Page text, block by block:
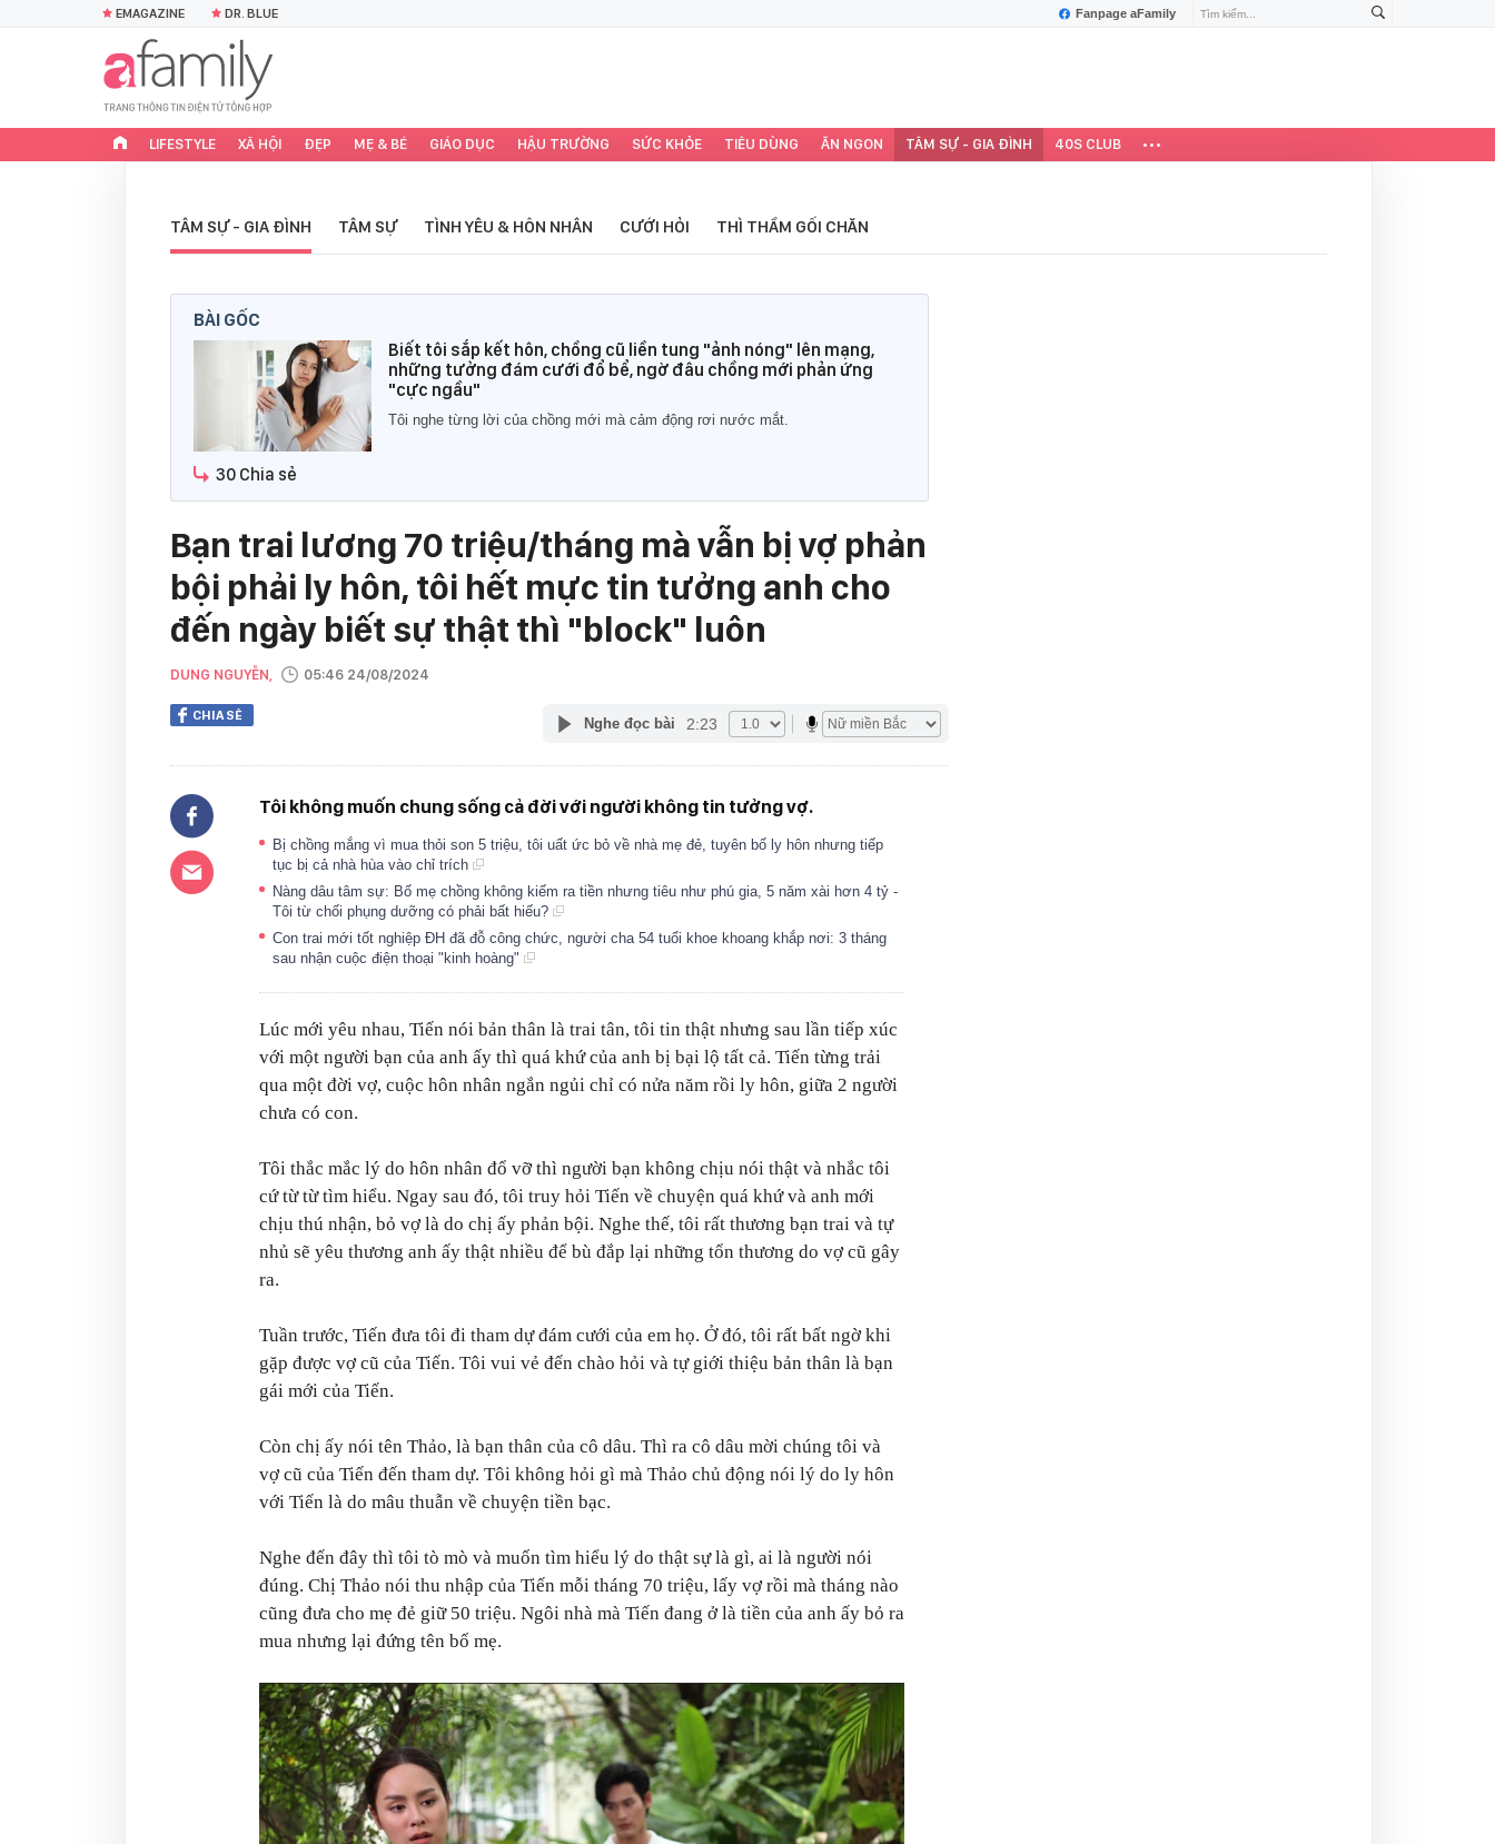
Fanpage aFamily
EMAGAZINE DR. BLUE
LIFESTYLE XÃ HỘI ĐẸP MẸ & BÉ GIÁO DỤC HẬU TRƯỜNG SỨC KHỎE TIÊU DÙNG ĂN NGON TÂM SỰ - GIA ĐÌNH 40S CLUB
TÂM SỰ - GIA ĐÌNH TÂM SỰ TÌNH YÊU & HÔN NHÂN CƯỚI HỎI THÌ THẦM GỐI CHĂN
BÀI GỐC
Biết tôi sắp kết hôn, chồng cũ liền tung "ảnh nóng" lên mạng,
những tưởng đám cưới đổ bể, ngờ đâu chồng mới phản ứng
"cực ngầu"
Tôi nghe từng lời của chồng mới mà cảm động rơi nước mắt.
30 Chia sẻ
Bạn trai lương 70 triệu/tháng mà vẫn bị vợ phản
bội phải ly hôn, tôi hết mực tin tưởng anh cho
đến ngày biết sự thật thì "block" luôn
DUNG NGUYỄN, 05:46 24/08/2024
CHIA SẺ Nghe đọc bài 2:23
Tôi không muốn chung sống cả đời với người không tin tưởng vợ.
Bị chồng mắng vì mua thỏi son 5 triệu, tôi uất ức bỏ về nhà mẹ đẻ, tuyên bố ly hôn nhưng tiếp
tục bị cả nhà hùa vào chỉ trích
Nàng dâu tâm sự: Bố mẹ chồng không kiếm ra tiền nhưng tiêu như phú gia, 5 năm xài hơn 4 tỷ -
Tôi từ chối phụng dưỡng có phải bất hiếu?
Con trai mới tốt nghiệp ĐH đã đỗ công chức, người cha 54 tuổi khoe khoang khắp nơi: 3 tháng
sau nhận cuộc điện thoại "kinh hoàng"
Lúc mới yêu nhau, Tiến nói bản thân là trai tân, tôi tin thật nhưng sau lần tiếp xúc
với một người bạn của anh ấy thì quá khứ của anh bị bại lộ tất cả. Tiến từng trải
qua một đời vợ, cuộc hôn nhân ngắn ngủi chỉ có nửa năm rồi ly hôn, giữa 2 người
chưa có con.
Tôi thắc mắc lý do hôn nhân đổ vỡ thì người bạn không chịu nói thật và nhắc tôi
cứ từ từ tìm hiểu. Ngay sau đó, tôi truy hỏi Tiến về chuyện quá khứ và anh mới
chịu thú nhận, bỏ vợ là do chị ấy phản bội. Nghe thế, tôi rất thương bạn trai và tự
nhủ sẽ yêu thương anh ấy thật nhiều để bù đắp lại những tổn thương do vợ cũ gây
ra.
Tuần trước, Tiến đưa tôi đi tham dự đám cưới của em họ. Ở đó, tôi rất bất ngờ khi
gặp được vợ cũ của Tiến. Tôi vui vẻ đến chào hỏi và tự giới thiệu bản thân là bạn
gái mới của Tiến.
Còn chị ấy nói tên Thảo, là bạn thân của cô dâu. Thì ra cô dâu mời chúng tôi và
vợ cũ của Tiến đến tham dự. Tôi không hỏi gì mà Thảo chủ động nói lý do ly hôn
với Tiến là do mâu thuẫn về chuyện tiền bạc.
Nghe đến đây thì tôi tò mò và muốn tìm hiểu lý do thật sự là gì, ai là người nói
đúng. Chị Thảo nói thu nhập của Tiến mỗi tháng 70 triệu, lấy vợ rồi mà tháng nào
cũng đưa cho mẹ đẻ giữ 50 triệu. Ngôi nhà mà Tiến đang ở là tiền của anh ấy bỏ ra
mua nhưng lại đứng tên bố mẹ.